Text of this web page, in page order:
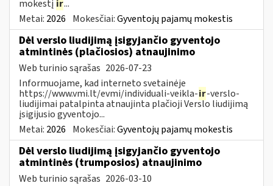
mokestį ir...
Metai: 2026 Mokesčiai:Gyventojų pajamų mokestis
Dėl verslo liudijimą įsigyjančio gyventojo
atmintinės (plačiosios) atnaujinimo
Web turinio sąrašas 2026-07-23
Informuojame, kad interneto svetainėje
https://www.vmi.lt/evmi/individuali-veikla-ir-verslo-
liudijimai patalpinta atnaujinta plačioji Verslo liudijimą
įsigijusio gyventojo...
Metai: 2026 Mokesčiai:Gyventojų pajamų mokestis
Dėl verslo liudijimą įsigyjančio gyventojo
atmintinės (trumposios) atnaujinimo
Web turinio sąrašas 2026-03-10